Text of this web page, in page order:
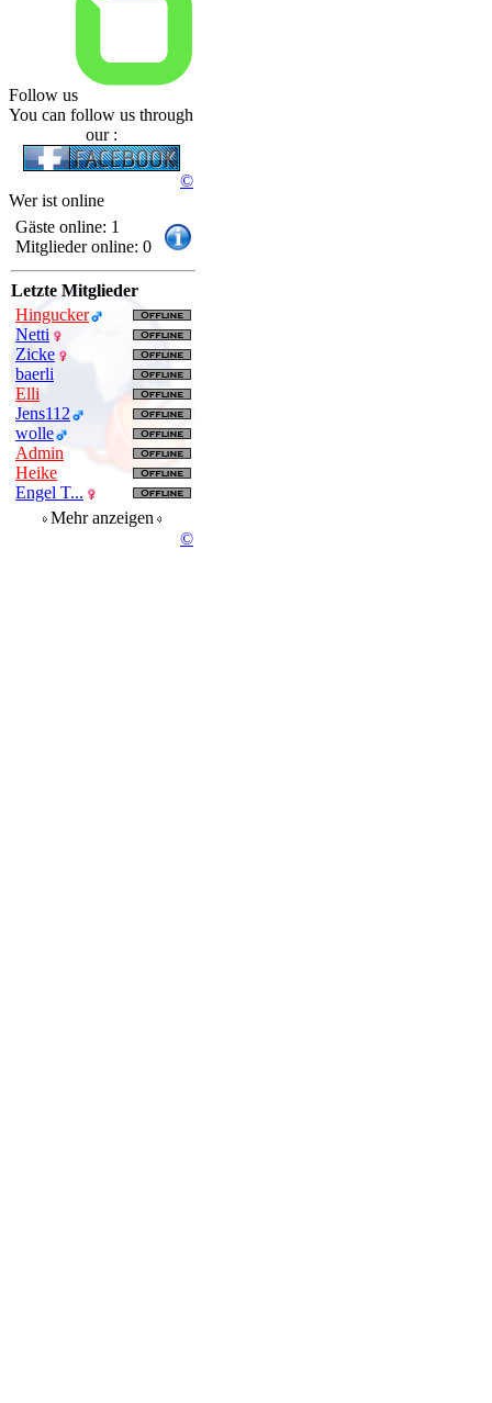
Follow us
You can follow us through
our :
©
Wer ist online
Gäste online: 1
Mitglieder online: 0
Letzte Mitglieder
Hingucker
Netti
Zicke
baerli
Elli
Jens112
wolle
Admin
Heike
Engel T...
Mehr anzeigen
©